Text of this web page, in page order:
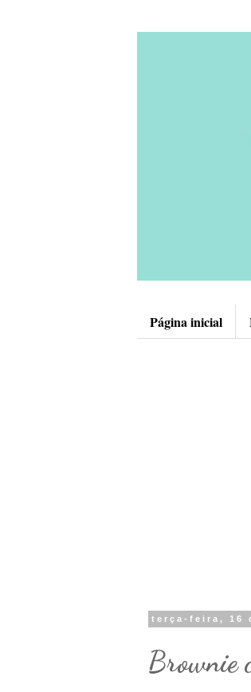
Página inicial
terça-feira, 16
Brownie